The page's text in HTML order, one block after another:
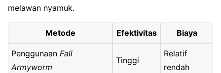
melawan nyamuk.
Metode Efektivitas Biaya
PenggunaanFall
Armyworm
Tinggi
Relatif
rendah